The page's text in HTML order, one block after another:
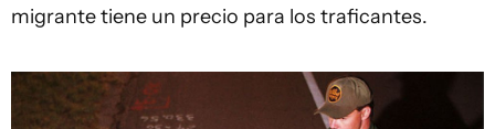
migrante tiene un precio para los traficantes.